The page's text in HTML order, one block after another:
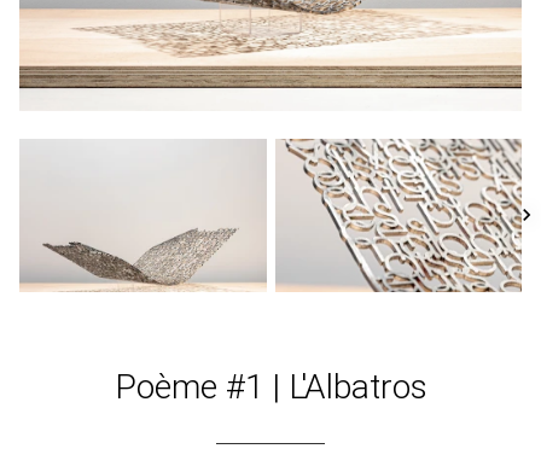
Poème #1 | L'Albatros